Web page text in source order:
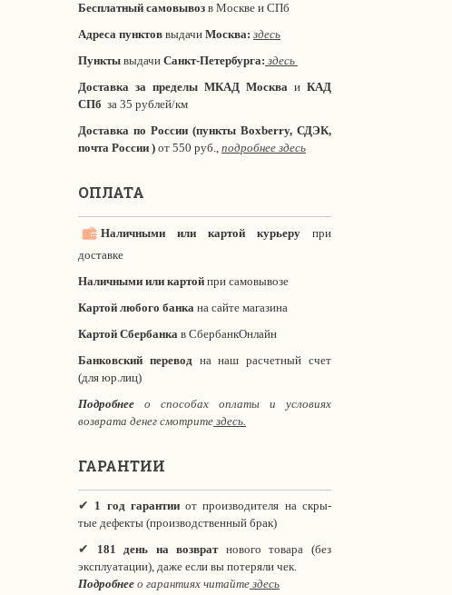
Бесплатный самовывоз в Москве и СПб
Адреса пунктов выдачи Москва: здесь
Пункты выдачи Санкт-Петербурга: здесь
Доставка за пределы МКАД Москва и КАД
СПб за 35 рублей/км
Доставка по России (пункты Boxberry, СДЭК,
почта России ) от 550 руб., подробнее здесь
ОПЛАТА
Наличными или картой курьеру при
доставке
Наличными или картой при самовывозе
Картой любого банка на сайте магазина
Картой Сбербанка в СбербанкОнлайн
Банковский перевод на наш расчетный счет
(для юр.лиц)
Подробнее о способах оплаты и условиях
возврата денег смотрите здесь.
ГАРАНТИИ
✔ 1 год гарантииот производителя на скры-
тые дефекты (производственный брак)
✔ 181 день на возвратнового товара (без
эксплуатации), даже если вы потеряли чек.
Подробнее о гарантиях читайте здесь